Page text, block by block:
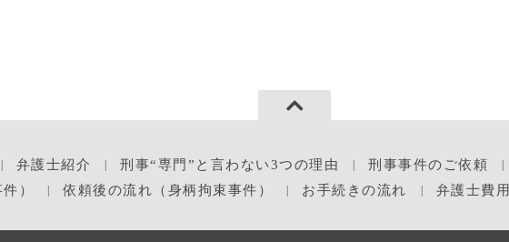
弁護士紹介 刑事“専門”と言わない3つの理由 刑事事件のご依頼
）
依頼後の流れ（身柄拘束事件） お手続きの流れ 弁護士費用